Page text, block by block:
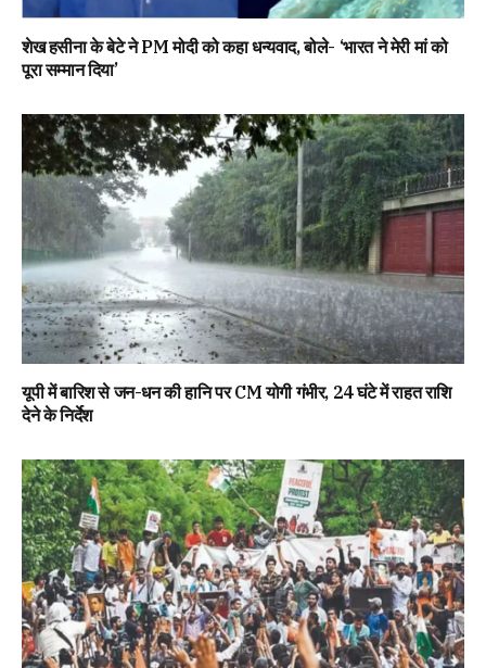
शेख हसीना के बेटे ने PM मोदी को कहा धन्यवाद, बोले- ‘भारत ने मेरी मां को
पूरा सम्मान दिया’
यूपी में बारिश से जन-धन की हानि पर CM योगी गंभीर, 24 घंटे में राहत राशि
देने के निर्देश